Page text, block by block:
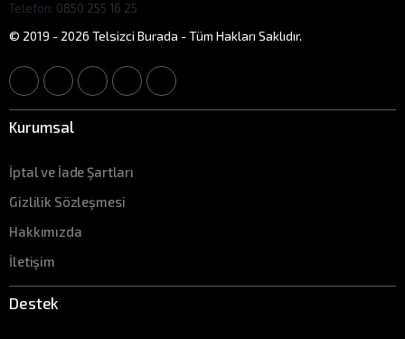
Telefon: 0850 255 16 25
© 2019 - 2026 Telsizci Burada - Tüm Hakları Saklıdır.
Kurumsal
İptal ve İade Şartları
Gizlilik Sözleşmesi
Hakkımızda
İletişim
Destek